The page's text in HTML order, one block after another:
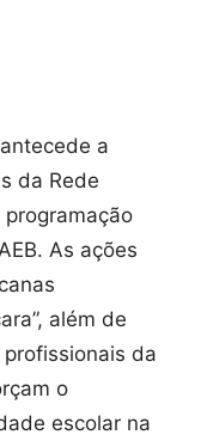
a
da Rede
As ações
além de
da
o
escolar na